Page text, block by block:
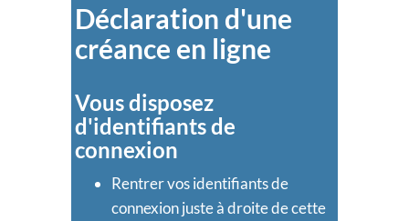
Déclaration d'une
créance en ligne
Vous disposez
d'identifiants de
connexion
Rentrer vos identifiants de
connexion juste à droite de cette